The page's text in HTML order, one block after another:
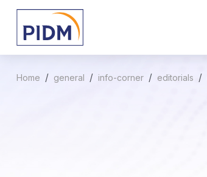
Home general info-corner editorials